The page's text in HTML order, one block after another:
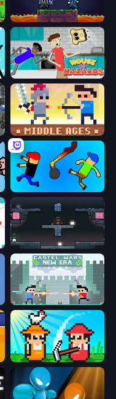
Duo
House of Hazards
Castle Wars: Middle Ages
Mini-Caps: Bombs
Arena
Castle Wars: New Era
Farmer Challenge Party